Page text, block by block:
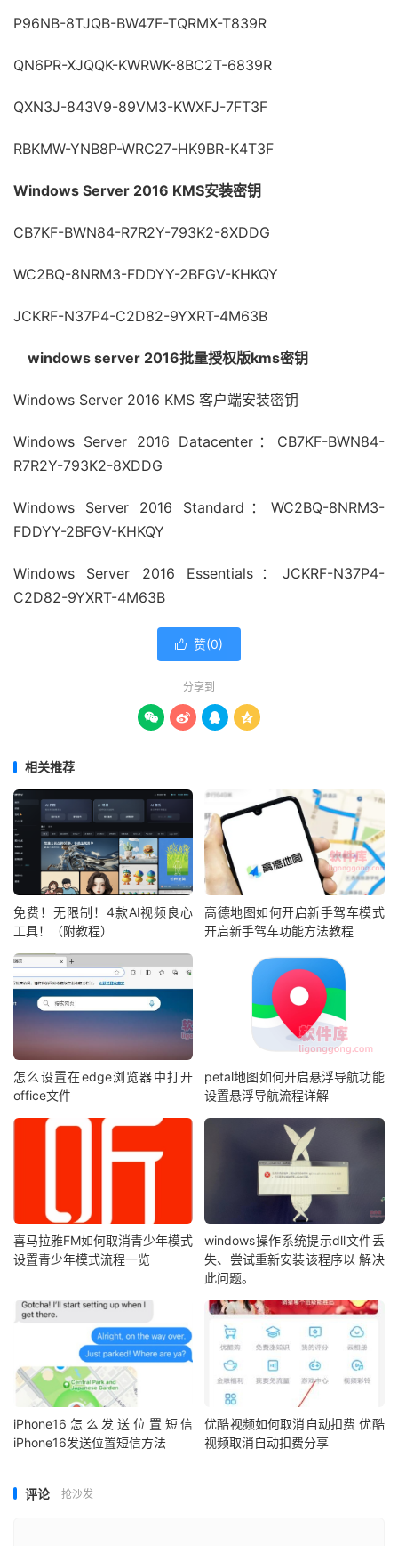
P96NB-8TJQB-BW47F-TQRMX-T839R
QN6PR-XJQQK-KWRWK-8BC2T-6839R
QXN3J-843V9-89VM3-KWXFJ-7FT3F
RBKMW-YNB8P-WRC27-HK9BR-K4T3F
Windows Server 2016 KMS安装密钥
CB7KF-BWN84-R7R2Y-793K2-8XDDG
WC2BQ-8NRM3-FDDYY-2BFGV-KHKQY
JCKRF-N37P4-C2D82-9YXRT-4M63B
windows server 2016批量授权版kms密钥
Windows Server 2016 KMS 客户端安装密钥
Windows Server 2016 Datacenter：CB7KF-BWN84-
R7R2Y-793K2-8XDDG
Windows Server 2016 Standard：WC2BQ-8NRM3-
FDDYY-2BFGV-KHKQY
Windows Server 2016 Essentials：JCKRF-N37P4-
C2D82-9YXRT-4M63B
 赞(0)
分享到
   
相关推荐
免费！无限制！4款AI视频良心
工具！（附教程）
高德地图如何开启新手驾车模式
开启新手驾车功能方法教程
怎么设置在edge浏览器中打开
office文件
petal地图如何开启悬浮导航功能
设置悬浮导航流程详解
喜马拉雅FM如何取消青少年模式
设置青少年模式流程一览
windows操作系统提示dll文件丢
失、尝试重新安装该程序以 解决
此问题。
iPhone16怎么发送位置短信
iPhone16发送位置短信方法
优酷视频如何取消自动扣费 优酷
视频取消自动扣费分享
评论 抢沙发